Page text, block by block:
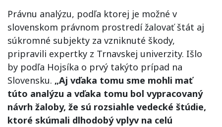
Právnu analýzu, podľa ktorej je možné v
slovenskom právnom prostredí žalovať štát aj
súkromné subjekty za vzniknuté škody,
pripravili expertky z Trnavskej univerzity. Išlo
by podľa Hojsíka o prvý takýto prípad na
Slovensku. „Aj vďaka tomu sme mohli mať
túto analýzu a vďaka tomu bol vypracovaný
návrh žaloby, že sú rozsiahle vedecké štúdie,
ktoré skúmali dlhodobý vplyv na celú